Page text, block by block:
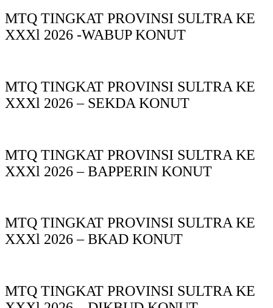
MTQ TINGKAT PROVINSI SULTRA KE
XXXl 2026 -WABUP KONUT
MTQ TINGKAT PROVINSI SULTRA KE
XXXl 2026 – SEKDA KONUT
MTQ TINGKAT PROVINSI SULTRA KE
XXXl 2026 – BAPPERIN KONUT
MTQ TINGKAT PROVINSI SULTRA KE
XXXl 2026 – BKAD KONUT
MTQ TINGKAT PROVINSI SULTRA KE